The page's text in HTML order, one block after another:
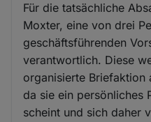
Für die tatsächliche
Moxter, eine von drei
geschäftsführenden
verantwortlich. Diese
organisierte Briefaktion
da sie ein persönliches
scheint und sich daher